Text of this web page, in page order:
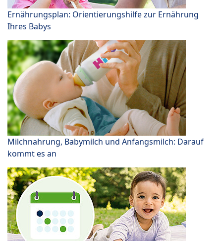
Ernährungsplan: Orientierungshilfe zur Ernährung
Ihres Babys
Milchnahrung, Babymilch und Anfangsmilch: Darauf
kommt es an